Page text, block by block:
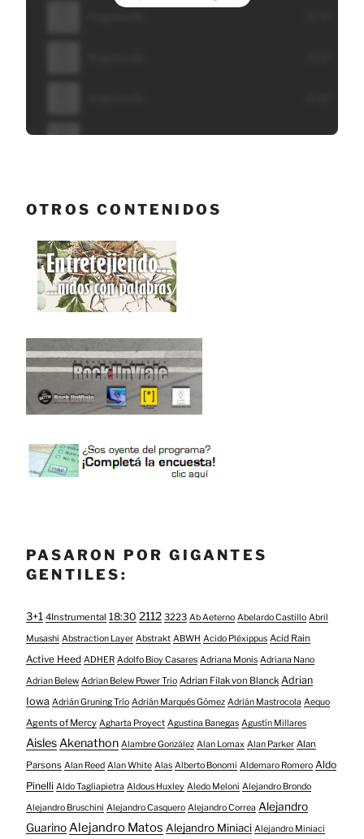
OTROS CONTENIDOS
PASARON POR GIGANTES
GENTILES:
3+1 4Instrumental 18:30 2112 3223 Ab Aeterno Abelardo Castillo Abril
Musashi Abstraction Layer Abstrakt ABWH Acido Pléxippus Acid Rain
Active Heed ADHER Adolfo Bioy Casares Adriana Monis Adriana Nano
Adrian Belew Adrian Belew Power Trio Adrian Filak von Blanck Adrian
Iowa Adrián Gruning Trío Adrián Marqués Gómez Adrián Mastrocola Aequo
Agents of Mercy Agharta Proyect Agustina Banegas Agustín Millares
AislesAkenathon Alambre González Alan Lomax Alan Parker Alan
Parsons Alan Reed Alan White Alas Alberto Bonomi Aldemaro Romero Aldo
Pinelli Aldo Tagliapietra Aldous Huxley Aledo Meloni Alejandro Brondo
Alejandro Bruschini Alejandro Casquero Alejandro Correa Alejandro
GuarinoAlejandro Matos Alejandro Miniaci Alejandro Miniaci